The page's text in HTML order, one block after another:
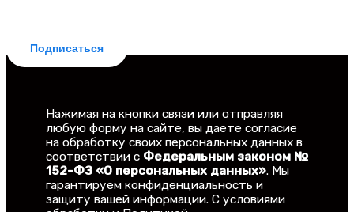
Подписаться
Нажимая на кнопки связи или отправляя
любую форму на сайте, вы даете согласие
на обработку своих персональных данных в
соответствии с Федеральным законом №
152-ФЗ «О персональных данных». Мы
гарантируем конфиденциальность и
защиту вашей информации. С условиями